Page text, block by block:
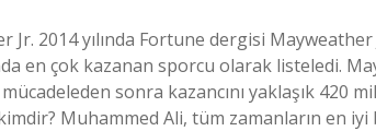
2014 yılında Fortune dergisi Mayweather
en çok kazanan sporcu olarak listeledi.
sonra kazancını yaklaşık 420
Muhammed Ali, tüm zamanların en